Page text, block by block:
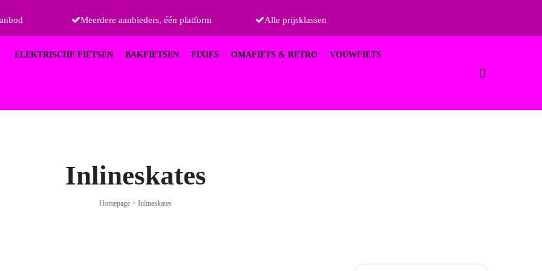
Meerdere aanbieders, één platform Alle prijsklassen
ELEKTRISCHE FIETSEN BAKFIETSEN FIXIES OMAFIETS & RETRO VOUWFIETS
Inlineskates
Homepage > Inlineskates